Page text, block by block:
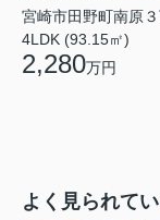
宮崎市田野町南原３
4LDK (93.15㎡)
2,280万円
よく見られて